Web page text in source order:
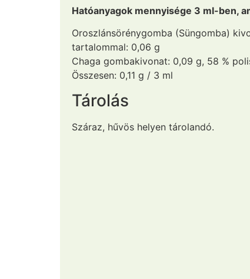
Hatóanyagok mennyisége 3 ml-ben,
Oroszlánsörénygomba (Süngomba)
tartalommal: 0,06 g
Chaga gombakivonat: 0,09 g, 58 %
Összesen: 0,11 g / 3 ml
Tárolás
Száraz, hűvös helyen tárolandó.